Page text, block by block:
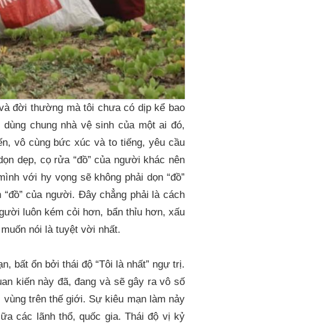
đời thường mà tôi chưa có dịp kể bao
chung nhà vệ sinh của một ai đó,
vô cùng bức xúc và to tiếng, yêu cầu
dẹp, cọ rửa “đồ” của người khác nên
với hy vọng sẽ không phải dọn “đồ”
của người. Đây chẳng phải là cách
luôn kém cỏi hơn, bẩn thỉu hơn, xấu
nói là tuyệt vời nhất.
bất ổn bởi thái độ “Tôi là nhất” ngự trị.
kiến này đã, đang và sẽ gây ra vô số
trên thế giới. Sự kiêu mạn làm nảy
các lãnh thổ, quốc gia. Thái độ vị kỷ